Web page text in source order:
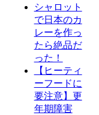
シャロット
で日本のカ
レーを作っ
たら絶品だ
った！
【ヒーティ
ーフードに
要注意】更
年期障害